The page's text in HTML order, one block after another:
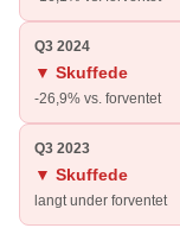
Q3 2024
▼ Skuffede
-26,9% vs. forventet
Q3 2023
▼ Skuffede
langt under forventet